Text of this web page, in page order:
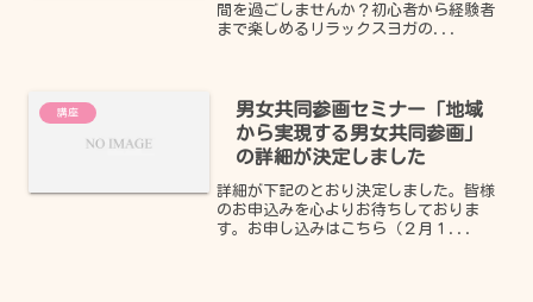
間を過ごしませんか？初心者から経験者
まで楽しめるリラックスヨガの...
講座
男女共同参画セミナー「地域
から実現する男女共同参画」
の詳細が決定しました
詳細が下記のとおり決定しました。皆様
のお申込みを心よりお待ちしておりま
す。お申し込みはこちら（２月１...